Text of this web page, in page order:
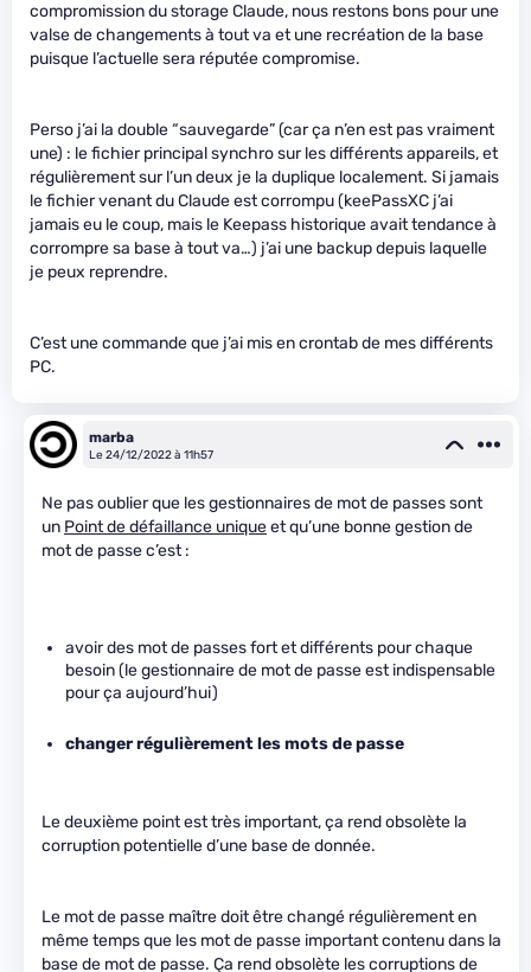
compromission du storage Claude, nous restons bons pour une
valse de changements à tout va et une recréation de la base
puisque l’actuelle sera réputée compromise.
Perso j’ai la double “sauvegarde” (car ça n’en est pas vraiment
une) : le fichier principal synchro sur les différents appareils, et
régulièrement sur l’un deux je la duplique localement. Si jamais
le fichier venant du Claude est corrompu (keePassXC j’ai
jamais eu le coup, mais le Keepass historique avait tendance à
corrompre sa base à tout va…) j’ai une backup depuis laquelle
je peux reprendre.
C’est une commande que j’ai mis en crontab de mes différents
PC.
marba
Le 24/12/2022 à 11h57
Ne pas oublier que les gestionnaires de mot de passes sont
un Point de défaillance uniqueet qu’une bonne gestion de
mot de passe c’est :
avoir des mot de passes fort et différents pour chaque
besoin (le gestionnaire de mot de passe est indispensable
pour ça aujourd’hui)
changer régulièrement les mots de passe
Le deuxième point est très important, ça rend obsolète la
corruption potentielle d’une base de donnée.
Le mot de passe maître doit être changé régulièrement en
même temps que les mot de passe important contenu dans la
base de mot de passe. Ça rend obsolète les corruptions de